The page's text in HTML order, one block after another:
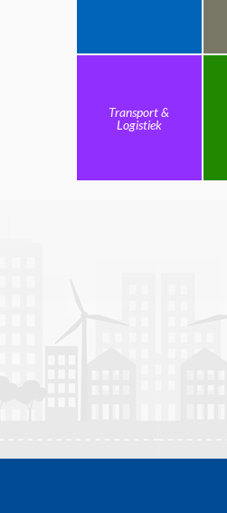
Transport &
Logistiek